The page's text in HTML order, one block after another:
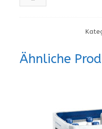
Medium
Menge
Ähnliche